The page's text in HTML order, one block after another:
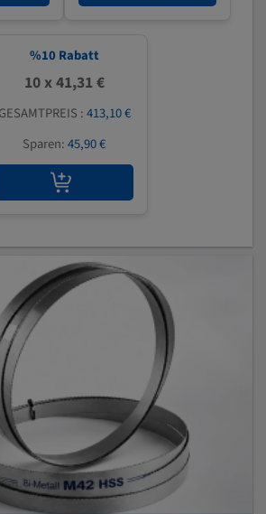
%10 Rabatt
10 x 41,31 €
GESAMTPREIS :413,10 €
Sparen:45,90 €